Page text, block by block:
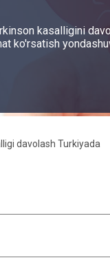
kasalligini
ko'rsatish
davolash Turkiyada